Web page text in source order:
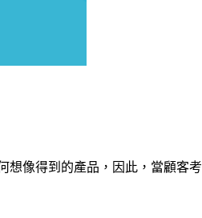
想像得到的產品，因此，當顧客考